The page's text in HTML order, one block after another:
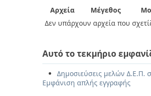
Αρχεία Μέγεθος
Δεν υπάρχουν αρχεία που
Αυτό το τεκμήριο
Δημοσιεύσεις μελών Δ.Ε.Π.
Εμφάνιση απλής εγγραφής